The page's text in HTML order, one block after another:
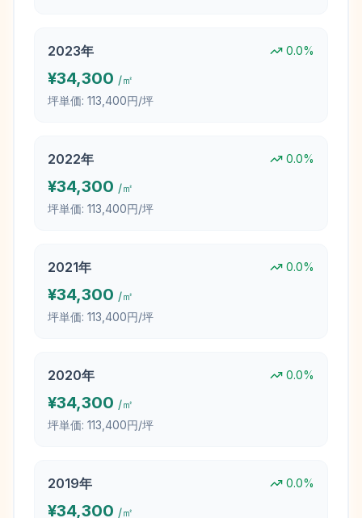
2023年 0.0%
¥34,300 /㎡
坪単価: 113,400円/坪
2022年 0.0%
¥34,300 /㎡
坪単価: 113,400円/坪
2021年 0.0%
¥34,300 /㎡
坪単価: 113,400円/坪
2020年 0.0%
¥34,300 /㎡
坪単価: 113,400円/坪
2019年 0.0%
¥34,300 /㎡